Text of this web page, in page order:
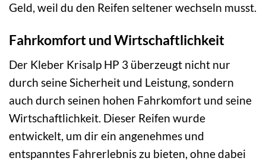
Geld, weil du den Reifen seltener wechseln musst.
Fahrkomfort und Wirtschaftlichkeit
Der Kleber Krisalp HP 3 überzeugt nicht nur
durch seine Sicherheit und Leistung, sondern
auch durch seinen hohen Fahrkomfort und seine
Wirtschaftlichkeit. Dieser Reifen wurde
entwickelt, um dir ein angenehmes und
entspanntes Fahrerlebnis zu bieten, ohne dabei